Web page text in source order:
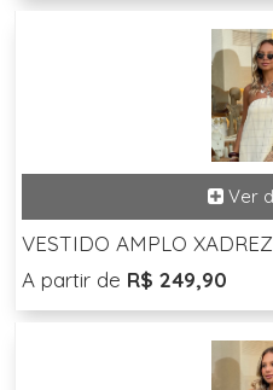
VESTIDO AMPLO XADREZ
A partir de R$ 249,90